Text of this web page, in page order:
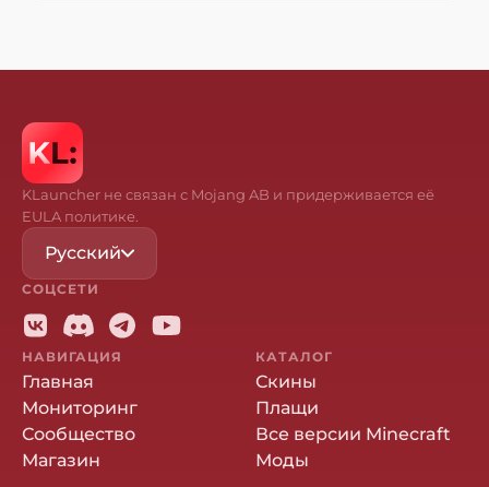
KLauncher не связан с Mojang AB и придерживается её
EULA политике.
Русский
СОЦСЕТИ
НАВИГАЦИЯ
Главная
Мониторинг
Сообщество
Магазин
КАТАЛОГ
Скины
Плащи
Все версии Minecraft
Моды